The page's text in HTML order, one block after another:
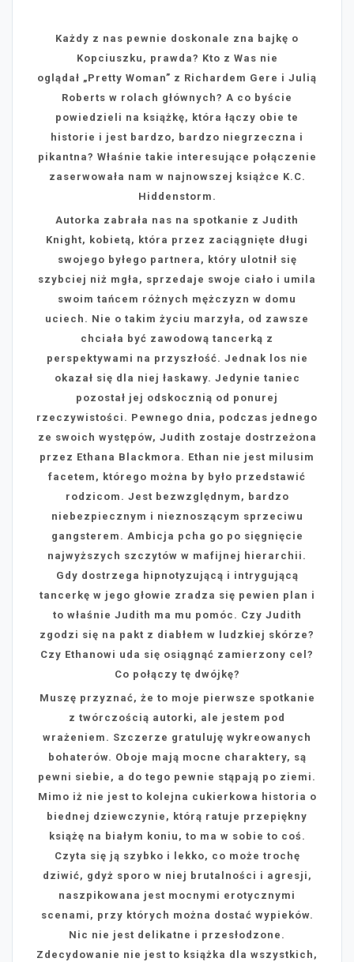
Każdy z nas pewnie doskonale zna bajkę o
Kopciuszku, prawda? Kto z Was nie
oglądał „Pretty Woman” z Richardem Gere i Julią
Roberts w rolach głównych? A co byście
powiedzieli na książkę, która łączy obie te
historie i jest bardzo, bardzo niegrzeczna i
pikantna? Właśnie takie interesujące połączenie
zaserwowała nam w najnowszej książce K.C.
Hiddenstorm.
Autorka zabrała nas na spotkanie z Judith
Knight, kobietą, która przez zaciągnięte długi
swojego byłego partnera, który ulotnił się
szybciej niż mgła, sprzedaje swoje ciało i umila
swoim tańcem różnych mężczyzn w domu
uciech. Nie o takim życiu marzyła, od zawsze
chciała być zawodową tancerką z
perspektywami na przyszłość. Jednak los nie
okazał się dla niej łaskawy. Jedynie taniec
pozostał jej odskocznią od ponurej
rzeczywistości. Pewnego dnia, podczas jednego
ze swoich występów, Judith zostaje dostrzeżona
przez Ethana Blackmora. Ethan nie jest milusim
facetem, którego można by było przedstawić
rodzicom. Jest bezwzględnym, bardzo
niebezpiecznym i nieznoszącym sprzeciwu
gangsterem. Ambicja pcha go po sięgnięcie
najwyższych szczytów w mafijnej hierarchii.
Gdy dostrzega hipnotyzującą i intrygującą
tancerkę w jego głowie zradza się pewien plan i
to właśnie Judith ma mu pomóc. Czy Judith
zgodzi się na pakt z diabłem w ludzkiej skórze?
Czy Ethanowi uda się osiągnąć zamierzony cel?
Co połączy tę dwójkę?
Muszę przyznać, że to moje pierwsze spotkanie
z twórczością autorki, ale jestem pod
wrażeniem. Szczerze gratuluję wykreowanych
bohaterów. Oboje mają mocne charaktery, są
pewni siebie, a do tego pewnie stąpają po ziemi.
Mimo iż nie jest to kolejna cukierkowa historia o
biednej dziewczynie, którą ratuje przepiękny
książę na białym koniu, to ma w sobie to coś.
Czyta się ją szybko i lekko, co może trochę
dziwić, gdyż sporo w niej brutalności i agresji,
naszpikowana jest mocnymi erotycznymi
scenami, przy których można dostać wypieków.
Nic nie jest delikatne i przesłodzone.
Zdecydowanie nie jest to książka dla wszystkich,